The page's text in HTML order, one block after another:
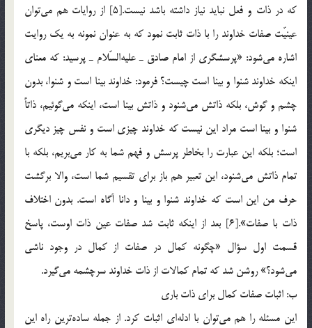
كه در ذات و فعل نبايد نياز داشته باشد نيست.[5] از روايات هم مي‌توان
عينيّت صفات خداوند را با ذات ثابت نمود كه به عنوان نمونه به يك روايت
اشاره مي‌شود: «پرسشگري از امام صادق ـ عليه‌السّلام ـ پرسيد: كه معناي
اينكه خداوند شنوا و بينا است چيست؟ فرمود: خداوند بينا است و شنوا، بدون
چشم و گوش، بلكه ذاتش مي‌شنود و ذاتش بينا است، اينكه مي‌گوئيم، ذاتاً
شنوا و بينا است مراد اين نيست كه خداوند چيزي است و نفس چيز ديگري
است؛ بلكه اين عبارت را بخاطر پرسش و فهم شما به كار مي‌بريم، بلكه با
تمام ذاتش مي‌شنود، اين تعبير هم باز براي تقسيم شما است، والا برگشت
حرف من اين است كه خداوند شنوا و بينا و دانا آگاه است. بدون اختلاف
ذات با صفات».[6] بعد از اينكه ثابت شد صفات عين ذات اوست، پاسخ
قسمت اول سؤال «چگونه كمال در صفات از كمال در وجود ناشي
مي‌شود؟» روشن شد كه تمام كمالات از ذات خداوند سرچشمه مي‌گيرد.
ب: اثبات صفات كمال براي ذات باري
اين مسئله را هم مي‌توان با ادله‌اي اثبات كرد. از جمله ساده‌ترين راه اين